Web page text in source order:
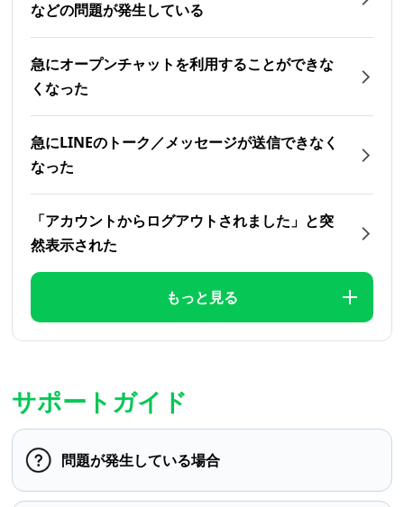
などの問題が発生している
急にオープンチャットを利用することができな
くなった
急にLINEのトーク／メッセージが送信できなく
なった
「アカウントからログアウトされました」と突
然表示された
もっと見る
サポートガイド
問題が発生している場合